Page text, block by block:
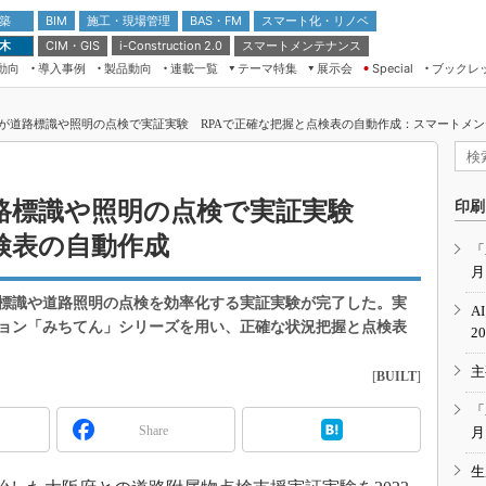
BIM 施工・現場管理 BAS・FM
スマート化・リノベ
CIM・GIS i-Construction 2.0
スマートメンテナンス
向
導入事例 製品動向 連載一覧
テーマ特集
ドローンがもたらす建設業界の“ゲー
ムチェンジ” Ver.2.0
“Society5.0”時代のスマートビル
VR／ARが描くモノづくりのミライ
展示会
第8回 国際 建設・測量展
築・土木・不動産の先端技術展－
Japan Drone 2023
メンテナンス・レジリエンスOSAKA
2020
日本 ものづくりワールド 2020
IGAS2018
Special ブックレ
道路標識や照明の点検で実証実験 RPAで正確な把握と点検表の自動作成：スマートメ
標識や照明の点検で実証実験
表の自動作成
識や道路照明の点検を効率化する実証実験が完了した。実
ン「みちてん」シリーズを用い、正確な状況把握と点検表
[BUILT]
Share
印